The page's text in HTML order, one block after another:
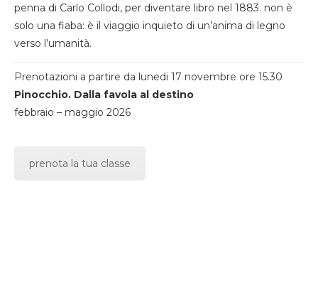
penna di Carlo Collodi, per diventare libro nel 1883. non è
solo una fiaba: è il viaggio inquieto di un’anima di legno
verso l’umanità.
Prenotazioni a partire da lunedi 17 novembre ore 15.30
Pinocchio. Dalla favola al destino
febbraio – maggio 2026
prenota la tua classe